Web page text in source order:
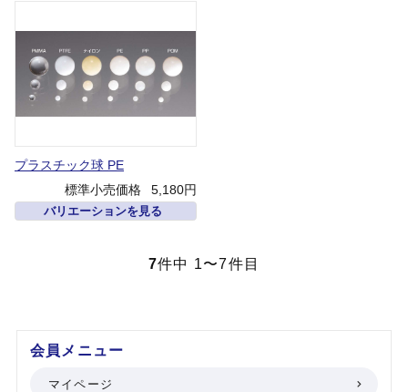
プラスチック球 PE
標準小売価格
5,180円
バリエーションを見る
7件中 1〜7件目
会員メニュー
マイページ